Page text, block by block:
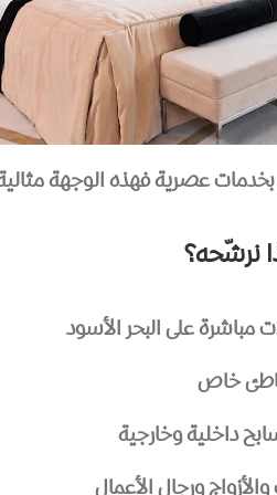
عصرية فهذه الوجهة
نرشّحه؟
مباشرة على البحر الأسود
خاص
داخلية وخارجية